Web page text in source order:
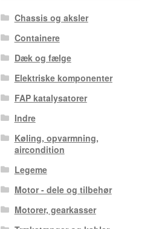
Chassis og aksler
Containere
Dæk og fælge
Elektriske komponenter
FAP katalysatorer
Indre
Køling, opvarmning,
aircondition
Legeme
Motor - dele og tilbehør
Motorer, gearkasser